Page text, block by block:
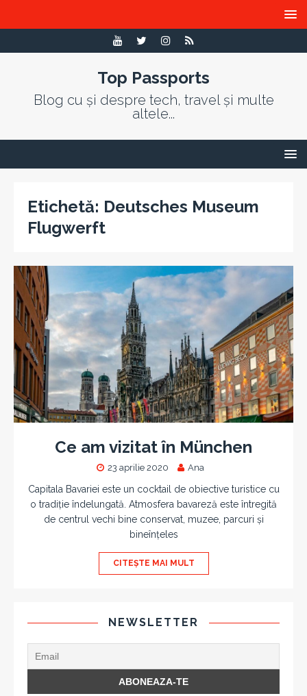
Top Passports
Blog cu și despre tech, travel și multe
altele...
Etichetă: Deutsches Museum
Flugwerft
Ce am vizitat în München
23 aprilie 2020 Ana
Capitala Bavariei este un cocktail de obiective turistice cu
o tradiție îndelungată. Atmosfera bavareză este întregită
de centrul vechi bine conservat, muzee, parcuri și
bineînțeles
CITEȘTE MAI MULT
NEWSLETTER